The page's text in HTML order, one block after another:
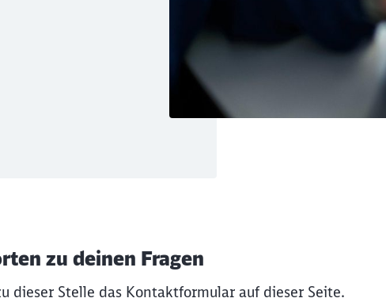
zu deinen Fragen
dieser Stelle das Kontaktformular auf dieser Seite.